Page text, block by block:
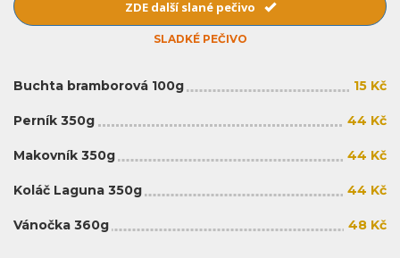
ZDE další slané pečivo
SLADKÉ PEČIVO
Buchta bramborová 100g 15 Kč
Perník 350g 44 Kč
Makovník 350g 44 Kč
Koláč Laguna 350g 44 Kč
Vánočka 360g 48 Kč